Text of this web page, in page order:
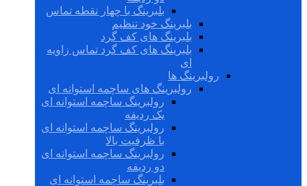
بلبرینگ با چهار نقطه تماس
بلبرینگ خود تنظیم
بلبرینگ های کف گرد
بلبرینگ های کف گرد تماس زاویه
ای
رولبرینگ ها
رولبرینگ های ساچمه استوانه ای
رولبرینگ ساچمه استوانه ای
یک ردیفه
رولبرینگ ساچمه استوانه ای
با ظرفیت بالا
رولبرینگ ساچمه استوانه ای
دو ردیفه
بلبرینگ ساچمه استوانه ای